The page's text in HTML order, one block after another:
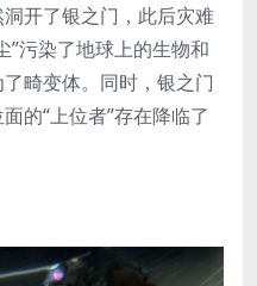
开了银之门，此后灾难
”污染了地球上的生物和
畸变体。同时，银之门
的“上位者”存在降临了